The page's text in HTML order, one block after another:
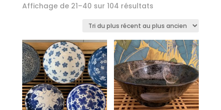
Affichage de 21–40 sur 104 résultatsTrié
plus
récent
au
plus
ancien